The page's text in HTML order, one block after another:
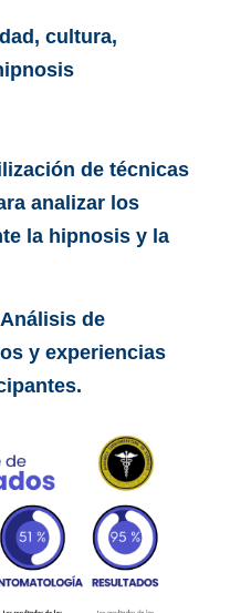
cultura,
de técnicas
analizar los
la hipnosis y la
de
y experiencias